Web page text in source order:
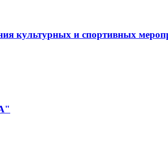
культурных и спортивных